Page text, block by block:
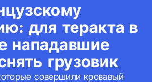
для теракта в
нападавшие
грузовик
совершили кровавый